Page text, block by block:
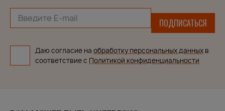
ПОДПИСАТЬСЯ
Даю согласие на обработку персональных данных в
соответствие с Политикой конфиденциальности